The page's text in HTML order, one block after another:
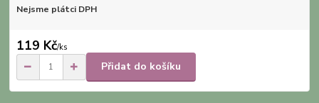
Nejsme plátci DPH
119 Kč/ks
Přidat do košíku